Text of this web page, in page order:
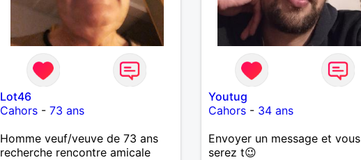
Lot46
Cahors- 73 ans
Homme veuf/veuve de 73 ans
recherche rencontre amicale
Youtug
Cahors- 34 ans
Envoyer un message et vous
serez t😉